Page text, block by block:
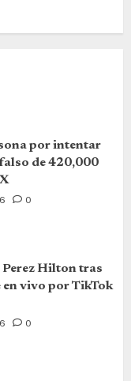
por intentar
de 420,000
0
Hilton tras
vivo por TikTok
0